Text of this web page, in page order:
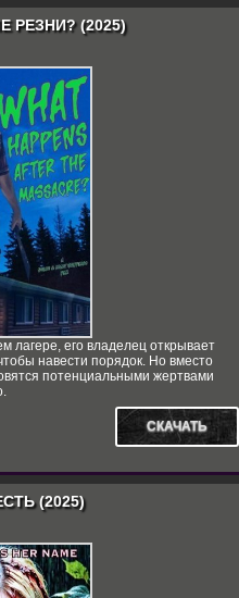
РЕЗНИ? (2025)
лагере, его владелец открывает
навести порядок. Но вместо
потенциальными жертвами
СКАЧАТЬ
(2025)